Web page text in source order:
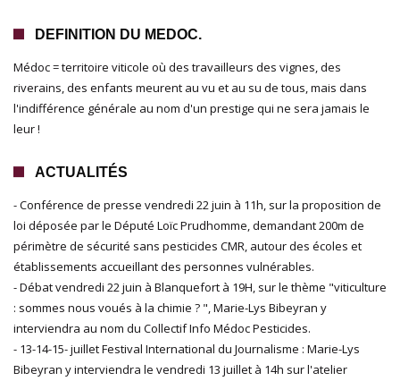
DEFINITION DU MEDOC.
Médoc = territoire viticole où des travailleurs des vignes, des
riverains, des enfants meurent au vu et au su de tous, mais dans
l'indifférence générale au nom d'un prestige qui ne sera jamais le
leur !
ACTUALITÉS
- Conférence de presse vendredi 22 juin à 11h, sur la proposition de
loi déposée par le Député Loïc Prudhomme, demandant 200m de
périmètre de sécurité sans pesticides CMR, autour des écoles et
établissements accueillant des personnes vulnérables.
- Débat vendredi 22 juin à Blanquefort à 19H, sur le thème "viticulture
: sommes nous voués à la chimie ? ", Marie-Lys Bibeyran y
interviendra au nom du Collectif Info Médoc Pesticides.
- 13-14-15- juillet Festival International du Journalisme : Marie-Lys
Bibeyran y interviendra le vendredi 13 juillet à 14h sur l'atelier